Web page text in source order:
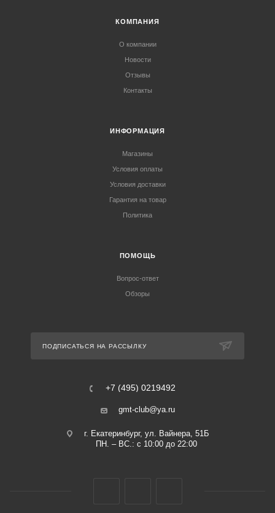
КОМПАНИЯ
О компании
Новости
Отзывы
Контакты
ИНФОРМАЦИЯ
Магазины
Условия оплаты
Условия доставки
Гарантия на товар
Политика
ПОМОЩЬ
Вопрос-ответ
Обзоры
ПОДПИСАТЬСЯ НА РАССЫЛКУ
+7 (495) 0219492
gmt-club@ya.ru
г. Екатеринбург, ул. Вайнера, 51Б
ПН. – ВС.: с 10:00 до 22:00